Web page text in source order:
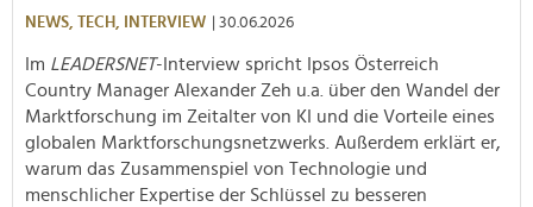
NEWS, TECH, INTERVIEW | 30.06.2026
Im LEADERSNET-Interview spricht Ipsos Österreich
Country Manager Alexander Zeh u.a. über den Wandel der
Marktforschung im Zeitalter von KI und die Vorteile eines
globalen Marktforschungsnetzwerks. Außerdem erklärt er,
warum das Zusammenspiel von Technologie und
menschlicher Expertise der Schlüssel zu besseren